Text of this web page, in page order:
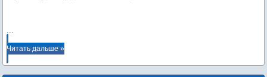
...
Читать дальше »